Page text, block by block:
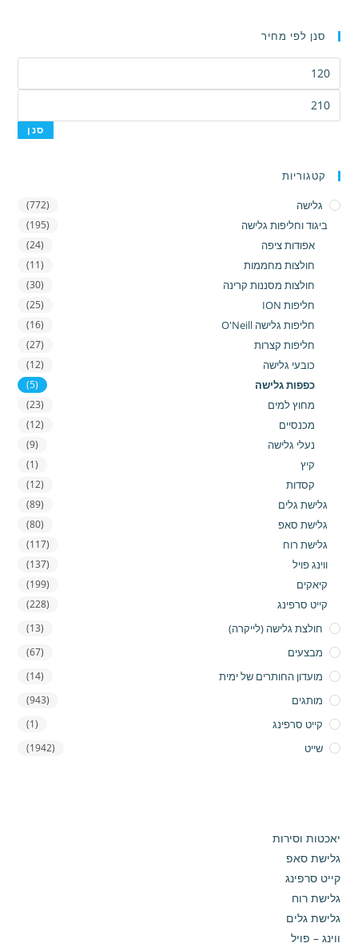
לבחור
סנן לפי מחיר
מינימלי
מקסימלי
סנן
קטגוריות
גלישה (772)
ביגוד וחליפות גלישה (195)
אפודות ציפה (24)
חולצות מחממות (11)
חולצות מסננות קרינה (30)
חליפות ION (25)
חליפות גלישה O'Neill (16)
חליפות קצרות (27)
כובעי גלישה (12)
כפפות גלישה (5)
מחוץ למים (23)
מכנסיים (12)
נעלי גלישה (9)
קיץ (1)
קסדות (12)
גלישת גלים (89)
גלישת סאפ (80)
גלישת רוח (117)
ווינג פויל (137)
קיאקים (199)
קייט סרפינג (228)
חולצת גלישה (לייקרה) (13)
מבצעים (67)
מועדון החותרים של ימית (14)
מותגים (943)
קייט סרפינג (1)
שייט (1942)
יאכטות וסירות
גלישת סאפ
קייט סרפינג
גלישת רוח
גלישת גלים
ווינג – פויל